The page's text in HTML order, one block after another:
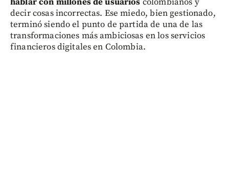
decir cosas incorrectas. Ese miedo, bien gestionado,
terminó siendo el punto de partida de una de las
transformaciones más ambiciosas en los servicios
financieros digitales en Colombia.